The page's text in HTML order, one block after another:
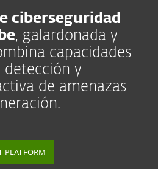
ciberseguridad
, galardonada y
capacidades
detección y
de amenazas
PLATFORM